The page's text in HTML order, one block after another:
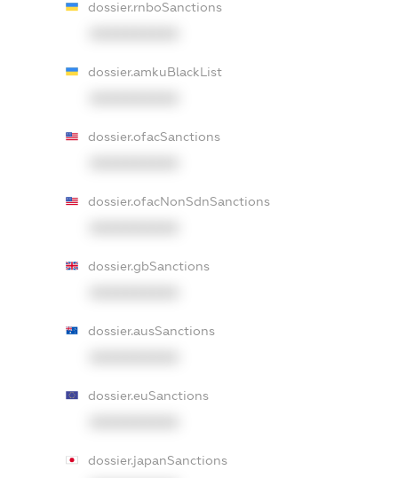
dossier.rnboSanctions
dossier.amkuBlackList
dossier.ofacSanctions
dossier.ofacNonSdnSanctions
dossier.gbSanctions
dossier.ausSanctions
dossier.euSanctions
dossier.japanSanctions